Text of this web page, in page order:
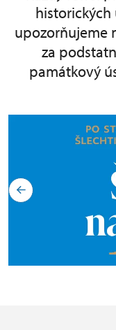
upozorňujeme
za
památkový